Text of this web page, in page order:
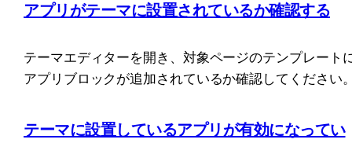
アプリがテーマに設置されているか確認する
テーマエディターを開き、対象ページのテンプレート
アプリブロックが追加されているか確認してください
テーマに設置しているアプリが有効になってい